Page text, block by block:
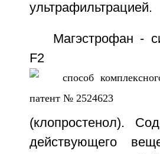
ультрафильтрацией.
Магэстрофан -
F2
(клопростенол).
действующего